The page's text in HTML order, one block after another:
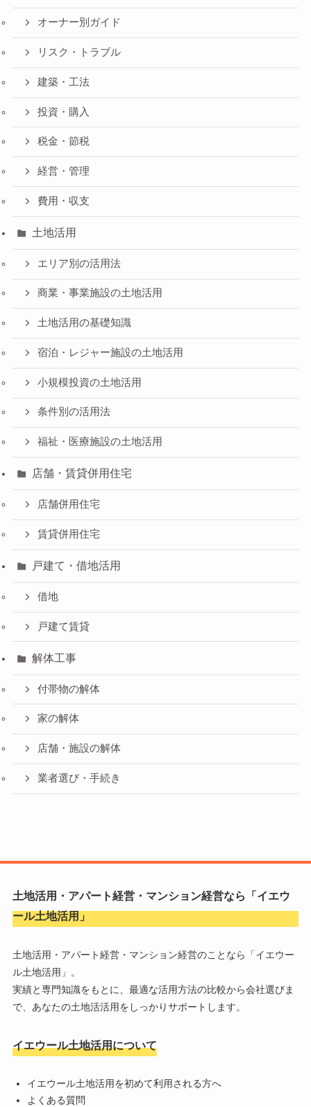
オーナー別ガイド
リスク・トラブル
建築・工法
投資・購入
税金・節税
経営・管理
費用・収支
土地活用
エリア別の活用法
商業・事業施設の土地活用
土地活用の基礎知識
宿泊・レジャー施設の土地活用
小規模投資の土地活用
条件別の活用法
福祉・医療施設の土地活用
店舗・賃貸併用住宅
店舗併用住宅
賃貸併用住宅
戸建て・借地活用
借地
戸建て賃貸
解体工事
付帯物の解体
家の解体
店舗・施設の解体
業者選び・手続き
土地活用・アパート経営・マンション経営なら「 イエウ
ール土地活用 」
土地活用・アパート経営・マンション経営のことなら「 イエウー
ル土地活用 」。
実績と専門知識をもとに、最適な活用方法の比較から会社選びま
で、あなたの土地活活用をしっかりサポートします。
イエウール土地活用について
イエウール土地活用を初めて利用される方へ
よくある質問